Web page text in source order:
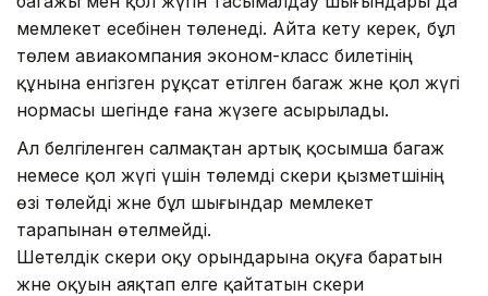
мемлекет есебінен төленеді. Айта кету керек, бұл
төлем авиакомпания эконом-класс билетінің
құнына енгізген рұқсат етілген багаж және қол жүгі
нормасы шегінде ғана жүзеге асырылады.
Ал белгіленген салмақтан артық қосымша багаж
немесе қол жүгі үшін төлемді әскери қызметшінің
өзі төлейді және бұл шығындар мемлекет
тарапынан өтелмейді.
Шетелдік әскери оқу орындарына оқуға баратын
және оқуын аяқтап елге қайтатын әскери